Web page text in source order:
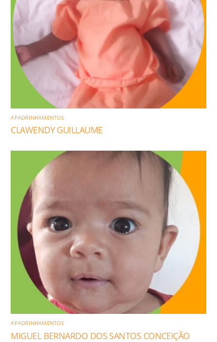
APADRINHAMENTOS
CLAWENDY GUILLAUME
APADRINHAMENTOS
MIGUEL BERNARDO DOS SANTOS CONCEIÇÃO